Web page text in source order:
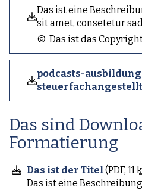
Das ist eine
sit amet, consetetur
© Das ist das
podcasts-
Das sind
Formatierung
Das ist der Titel (PDF, 11
Das ist eine